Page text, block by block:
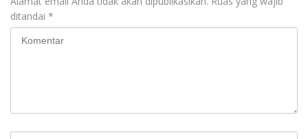
ditandai *